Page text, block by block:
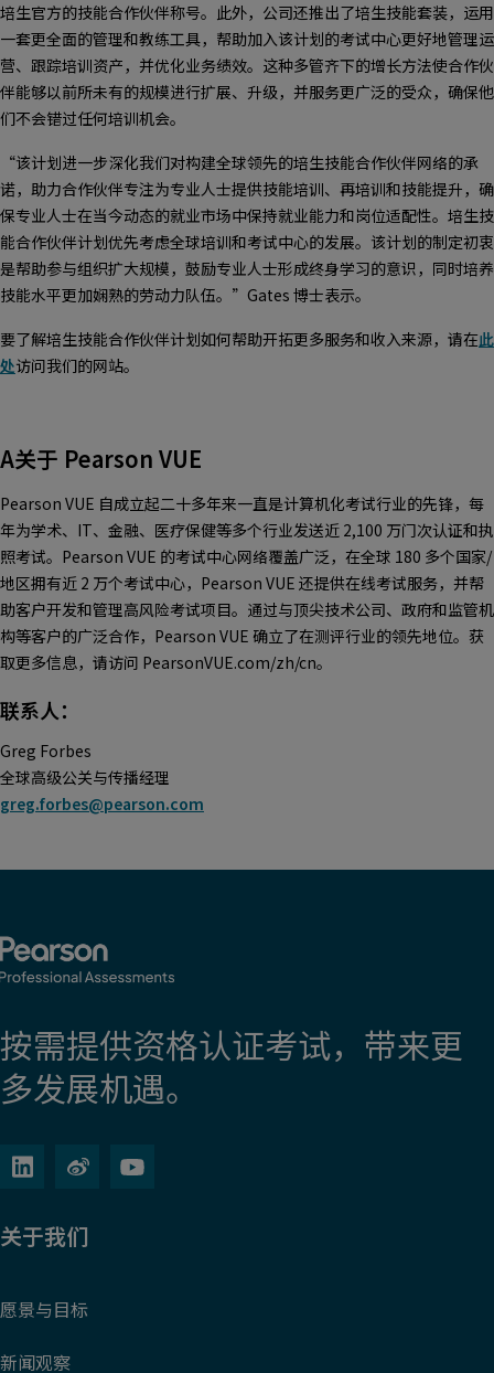
培生官方的技能合作伙伴称号。此外，公司还推出了培生技能套装，运用
一套更全面的管理和教练工具，帮助加入该计划的考试中心更好地管理运
营、跟踪培训资产，并优化业务绩效。这种多管齐下的增长方法使合作伙
伴能够以前所未有的规模进行扩展、升级，并服务更广泛的受众，确保他
们不会错过任何培训机会。
“该计划进一步深化我们对构建全球领先的培生技能合作伙伴网络的承
诺，助力合作伙伴专注为专业人士提供技能培训、再培训和技能提升，确
保专业人士在当今动态的就业市场中保持就业能力和岗位适配性。培生技
能合作伙伴计划优先考虑全球培训和考试中心的发展。该计划的制定初衷
是帮助参与组织扩大规模，鼓励专业人士形成终身学习的意识，同时培养
技能水平更加娴熟的劳动力队伍。”Gates 博士表示。
要了解培生技能合作伙伴计划如何帮助开拓更多服务和收入来源，请在此
处访问我们的网站。
A关于 Pearson VUE
Pearson VUE 自成立起二十多年来一直是计算机化考试行业的先锋，每
年为学术、IT、金融、医疗保健等多个行业发送近 2,100 万门次认证和执
照考试。Pearson VUE 的考试中心网络覆盖广泛，在全球 180 多个国家/
地区拥有近 2 万个考试中心，Pearson VUE 还提供在线考试服务，并帮
助客户开发和管理高风险考试项目。通过与顶尖技术公司、政府和监管机
构等客户的广泛合作，Pearson VUE 确立了在测评行业的领先地位。获
取更多信息，请访问 PearsonVUE.com/zh/cn。
联系人：
Greg Forbes
全球高级公关与传播经理
greg.forbes@pearson.com
按需提供资格认证考试，带来更
多发展机遇。
关于我们
愿景与目标
新闻观察